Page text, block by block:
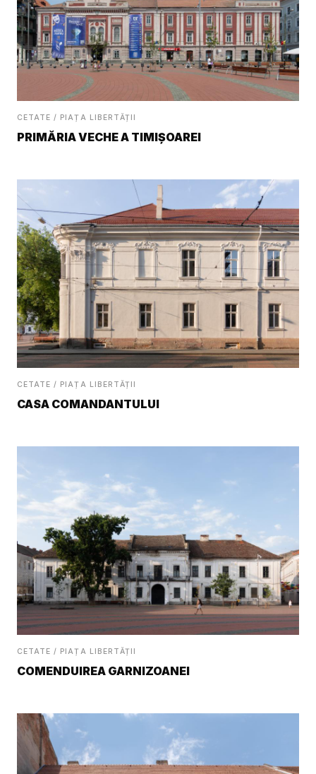
CETATE / PIAȚA LIBERTĂȚII
PRIMĂRIA VECHE A TIMIȘOAREI
CETATE / PIAȚA LIBERTĂȚII
CASA COMANDANTULUI
CETATE / PIAȚA LIBERTĂȚII
COMENDUIREA GARNIZOANEI